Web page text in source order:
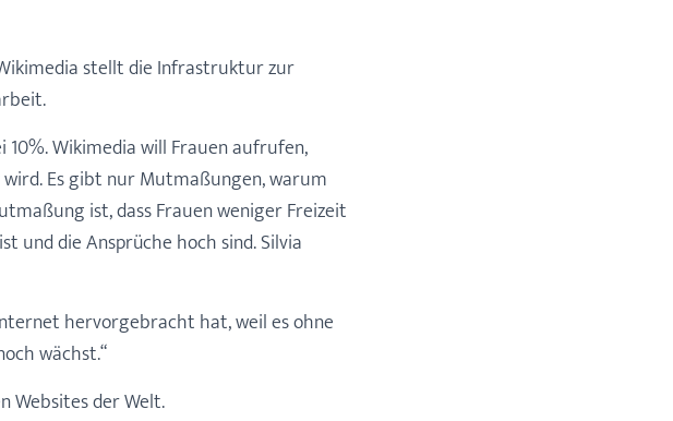
stellt die Infrastruktur zur
Wikimedia will Frauen aufrufen,
Es gibt nur Mutmaßungen, warum
ist, dass Frauen weniger Freizeit
und die Ansprüche hoch sind. Silvia
hervorgebracht hat, weil es ohne
wächst.“
Websites der Welt.